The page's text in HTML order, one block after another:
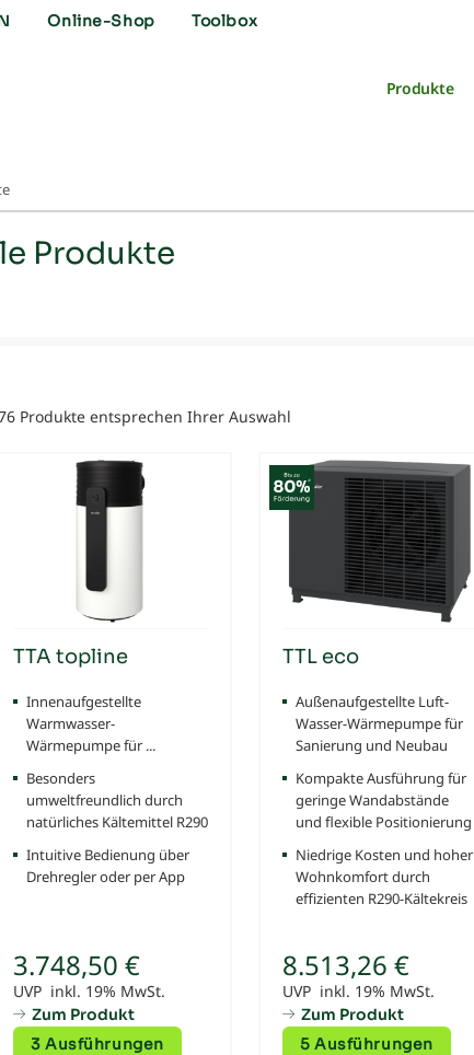
Online-Shop Toolbox
Produkte
Produkte
Produkte entsprechen Ihrer Auswahl
TTA topline
Innenaufgestellte
Warmwasser-
Wärmepumpe für ...
Besonders
umweltfreundlich durch
natürliches Kältemittel R290
Intuitive Bedienung über
Drehregler oder per App
3.748,50 €
UVP inkl. 19% MwSt.
Zum Produkt
3 Ausführungen
TTL eco
Außenaufgestellte Luft-
Wasser-Wärmepumpe für
Sanierung und Neubau
Kompakte Ausführung für
geringe Wandabstände
und flexible Positionierung
Niedrige Kosten und hoher
Wohnkomfort durch
effizienten R290-Kältekreis
8.513,26 €
UVP inkl. 19% MwSt.
Zum Produkt
5 Ausführungen